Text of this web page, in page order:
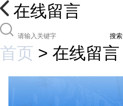
在线留言
搜索
首页 > 在线留言